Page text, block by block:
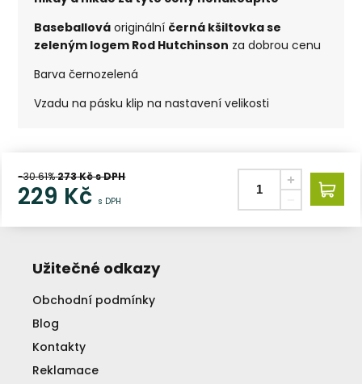
Baseballová originální černá kšiltovka se
zeleným logem Rod Hutchinson za dobrou cenu
Barva černozelená
Vzadu na pásku klip na nastavení velikosti
-30.61%273Kč s DPH
229 Kč s DPH
Užitečné odkazy
Obchodní podmínky
Blog
Kontakty
Reklamace